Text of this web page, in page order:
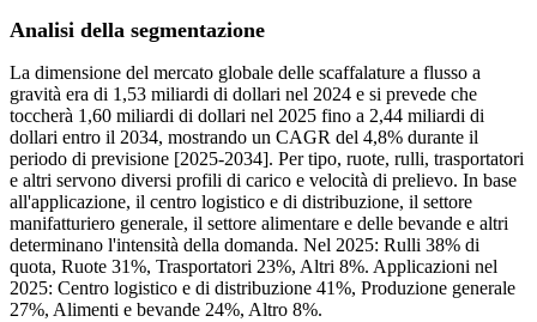
Analisi della segmentazione
La dimensione del mercato globale delle scaffalature a flusso a
gravità era di 1,53 miliardi di dollari nel 2024 e si prevede che
toccherà 1,60 miliardi di dollari nel 2025 fino a 2,44 miliardi di
dollari entro il 2034, mostrando un CAGR del 4,8% durante il
periodo di previsione [2025-2034]. Per tipo, ruote, rulli, trasportatori
e altri servono diversi profili di carico e velocità di prelievo. In base
all'applicazione, il centro logistico e di distribuzione, il settore
manifatturiero generale, il settore alimentare e delle bevande e altri
determinano l'intensità della domanda. Nel 2025: Rulli 38% di
quota, Ruote 31%, Trasportatori 23%, Altri 8%. Applicazioni nel
2025: Centro logistico e di distribuzione 41%, Produzione generale
27%, Alimenti e bevande 24%, Altro 8%.